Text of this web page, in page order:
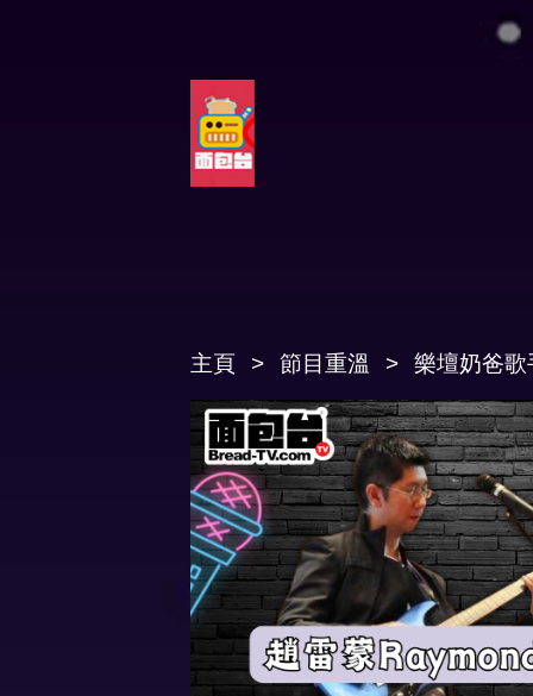
主頁 節目重溫 樂壇奶爸歌